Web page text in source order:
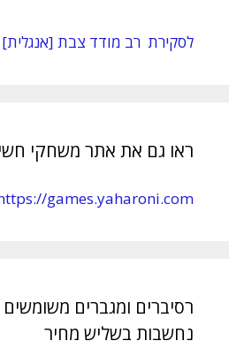
לסקירת רב מודד צבת [אנגלית]
ראו גם את אתר משחקי
games.yaharoni.com/
רסיברים ומגברים
נחשבות בשליש מחיר